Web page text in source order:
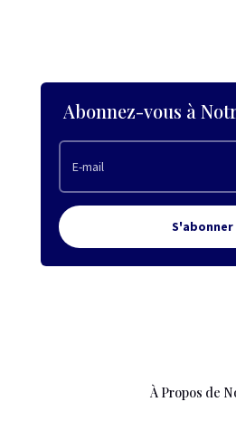
Abonnez-vous à
S'abonner
À Propos de